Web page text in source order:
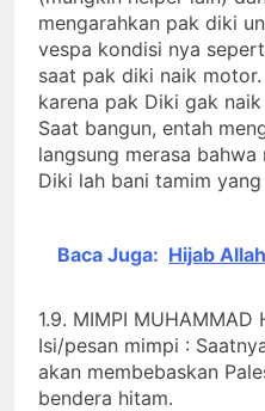
mengarahkan pak diki
vespa kondisi nya
saat pak diki naik
karena pak Diki gak
Saat bangun, entah
langsung merasa
Diki lah bani tamim
Baca Juga: Hijab
1.9. MIMPI MUHAMMAD
Isi/pesan mimpi :
akan membebaskan
bendera hitam.